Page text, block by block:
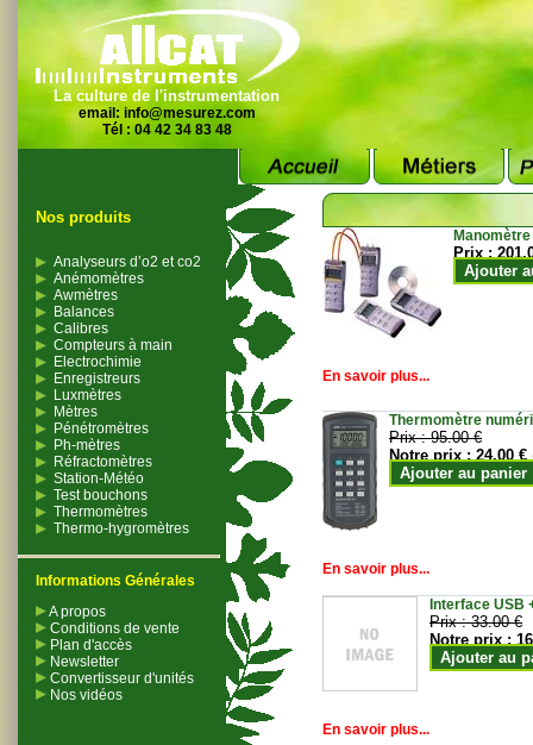
La culture de l'instrumentation
email: info@mesurez.com
Tél : 04 42 34 83 48
Nos produits
Analyseurs d’o2 et co2
Anémomètres
Awmètres
Balances
Calibres
Compteurs à main
Electrochimie
Enregistreurs
Luxmètres
Mètres
Pénétromètres
Ph-mètres
Réfractomètres
Station-Météo
Test bouchons
Thermomètres
Thermo-hygromètres
Informations Générales
A propos
Conditions de vente
Plan d'accès
Newsletter
Convertisseur d'unités
Nos vidéos
Prix :
Ajouter
En savoir plus...
Thermomètre
Prix :95.00 €
Notre prix :24.00 €
Ajouter au panier
En savoir plus...
Interface USB
Prix :33.00 €
Notre prix :
Ajouter au
En savoir plus...